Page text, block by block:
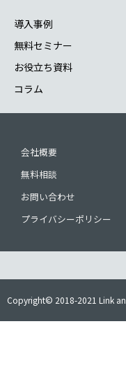
導入事例
無料セミナー
お役立ち資料
コラム
会社概要
無料相談
お問い合わせ
プライバシーポリシー
Copyright© 2018-2021 Link